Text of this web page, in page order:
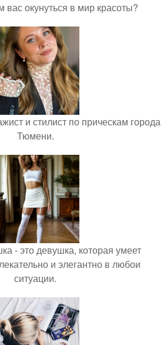
окунуться в мир красоты?
и стилист по прическам города
Тюмени.
- это девушка, которая умеет
и элегантно в любои
ситуации.